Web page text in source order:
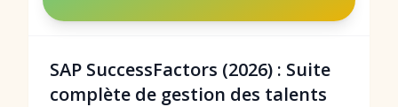
SAP SuccessFactors (2026) : Suite
complète de gestion des talents